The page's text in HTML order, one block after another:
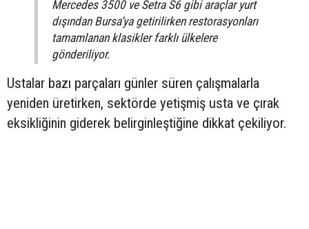
Mercedes 3500 ve Setra S6 gibi araçlar yurt
dışından Bursa’ya getirilirken restorasyonları
tamamlanan klasikler farklı ülkelere
gönderiliyor.
Ustalar bazı parçaları günler süren çalışmalarla
yeniden üretirken, sektörde yetişmiş usta ve çırak
eksikliğinin giderek belirginleştiğine dikkat çekiliyor.